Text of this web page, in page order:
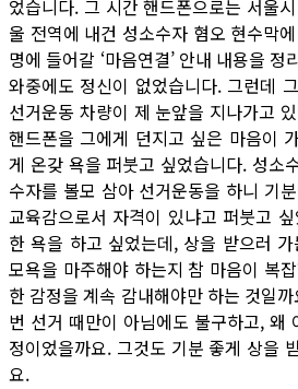
었습니다. 그 시간 핸드폰으로는 서울
울 전역에 내건 성소수자 혐오 현수막
명에 들어갈 ‘마음연결’ 안내 내용을
와중에도 정신이 없었습니다. 그런데
선거운동 차량이 제 눈앞을 지나가고
핸드폰을 그에게 던지고 싶은 마음이
게 온갖 욕을 퍼붓고 싶었습니다. 성소
수자를 볼모 삼아 선거운동을 하니 기
교육감으로서 자격이 있냐고 퍼붓고
한 욕을 하고 싶었는데, 상을 받으러
모욕을 마주해야 하는지 참 마음이 복
한 감정을 계속 감내해야만 하는 것일
번 선거 때만이 아님에도 불구하고, 왜
정이었을까요. 그것도 기분 좋게 상을
요.